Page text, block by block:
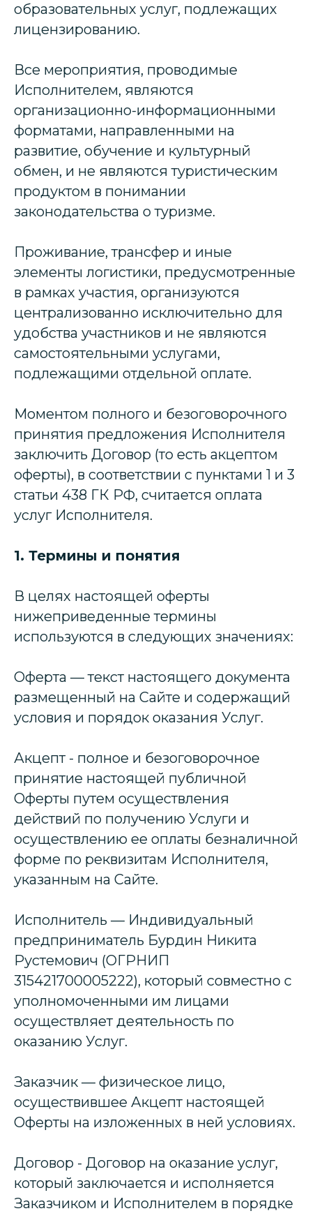
образовательных услуг, подлежащих
лицензированию.
Все мероприятия, проводимые
Исполнителем, являются
организационно-информационными
форматами, направленными на
развитие, обучение и культурный
обмен, и не являются туристическим
продуктом в понимании
законодательства о туризме.
Проживание, трансфер и иные
элементы логистики, предусмотренные
в рамках участия, организуются
централизованно исключительно для
удобства участников и не являются
самостоятельными услугами,
подлежащими отдельной оплате.
Моментом полного и безоговорочного
принятия предложения Исполнителя
заключить Договор (то есть акцептом
оферты), в соответствии с пунктами 1 и 3
статьи 438 ГК РФ, считается оплата
услуг Исполнителя.
1. Термины и понятия
В целях настоящей оферты
нижеприведенные термины
используются в следующих значениях:
Оферта — текст настоящего документа
размещенный на Сайте и содержащий
условия и порядок оказания Услуг.
Акцепт - полное и безоговорочное
принятие настоящей публичной
Оферты путем осуществления
действий по получению Услуги и
осуществлению ее оплаты безналичной
форме по реквизитам Исполнителя,
указанным на Сайте.
Исполнитель — Индивидуальный
предприниматель Бурдин Никита
Рустемович (ОГРНИП
315421700005222), который совместно с
уполномоченными им лицами
осуществляет деятельность по
оказанию Услуг.
Заказчик — физическое лицо,
осуществившее Акцепт настоящей
Оферты на изложенных в ней условиях.
Договор - Договор на оказание услуг,
который заключается и исполняется
Заказчиком и Исполнителем в порядке